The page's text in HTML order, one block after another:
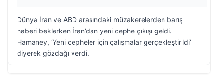
Dünya İran ve ABD arasındaki müzakerelerden barış
haberi beklerken İran’dan yeni cephe çıkışı geldi.
Hamaney, ‘Yeni cepheler için çalışmalar gerçekleştirildi’
diyerek gözdağı verdi.